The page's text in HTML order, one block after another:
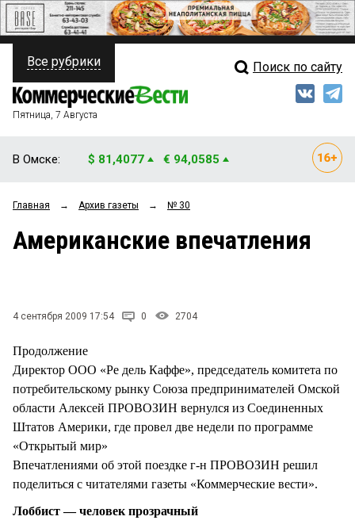
ПОЛИТИКА
ФИНАНСЫ
ОБЩЕСТВО
ЗАКОН
ПРОИСШЕСТВИЯ
СТИЛЬ ЖИЗНИ
Свежий выпуск
Рейтинги
Все рубрики Поиск по сайту
Пятница, 7 Августа
В Омске: $ 81,4077 € 94,0585
Главная → Архив газеты → № 30
Американские впечатления
4 сентября 2009 17:54 0 2704
Продолжение
Директор ООО «Ре дель Каффе», председатель комитета по
потребительскому рынку Союза предпринимателей Омской
области Алексей ПРОВОЗИН вернулся из Соединенных
Штатов Америки, где провел две недели по программе
«Открытый мир»
Впечатлениями об этой поездке г-н ПРОВОЗИН решил
поделиться с читателями газеты «Коммерческие вести».
Лоббист — человек прозрачный